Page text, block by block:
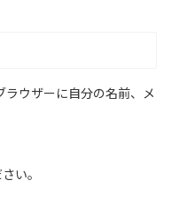
ウザーに自分の名前、メ
い。